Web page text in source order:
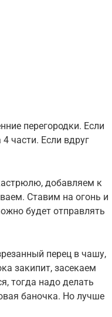
перегородки. Если
части. Если вдруг
добавляем к
Ставим на огонь и
будет отправлять
перец в чашу,
закипит, засекаем
тогда надо делать
баночка. Но лучше